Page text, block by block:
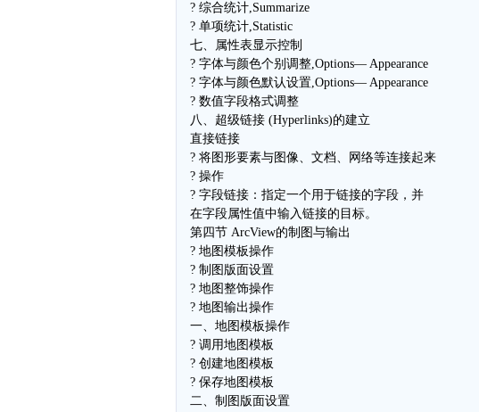
? 综合统计,Summarize
? 单项统计,Statistic
七、属性表显示控制
? 字体与颜色个别调整,Options— Appearance
? 字体与颜色默认设置,Options— Appearance
? 数值字段格式调整
八、超级链接 (Hyperlinks)的建立
直接链接
? 将图形要素与图像、文档、网络等连接起来
? 操作
? 字段链接：指定一个用于链接的字段，并
在字段属性值中输入链接的目标。
第四节 ArcView的制图与输出
? 地图模板操作
? 制图版面设置
? 地图整饰操作
? 地图输出操作
一、地图模板操作
? 调用地图模板
? 创建地图模板
? 保存地图模板
二、制图版面设置